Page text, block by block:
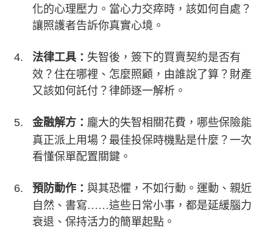
化的心理壓力。當心力交瘁時，該如何自處？
讓照護者告訴你真實心境。
法律工具： 失智後，簽下的買賣契約是否有
效？住在哪裡、怎麼照顧，由誰說了算？財產
又該如何託付？律師逐一解析。
金融解方： 龐大的失智相關花費，哪些保險能
真正派上用場？最佳投保時機點是什麼？一次
看懂保單配置關鍵。
預防動作： 與其恐懼，不如行動。運動、親近
自然、書寫……這些日常小事，都是延緩腦力
衰退、保持活力的簡單起點。